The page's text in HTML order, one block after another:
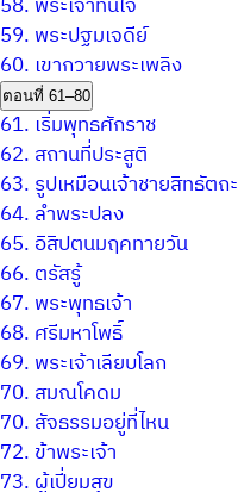
59. พระปฐมเจดีย์
60. เขากวายพระเพลิง
ตอนที่ 61–80
61. เริ่มพุทธศักราช
62. สถานที่ประสูติ
63. รูปเหมือนเจ้าชายสิทธัตถะ
64. ลำพระปลง
65. อิสิปตนมฤคทายวัน
66. ตรัสรู้
67. พระพุทธเจ้า
68. ศรีมหาโพธิ์
69. พระเจ้าเลียบโลก
70. สมณโคดม
70. สัจธรรมอยู่ที่ไหน
72. ข้าพระเจ้า
73. ผู้เปี่ยมสุข